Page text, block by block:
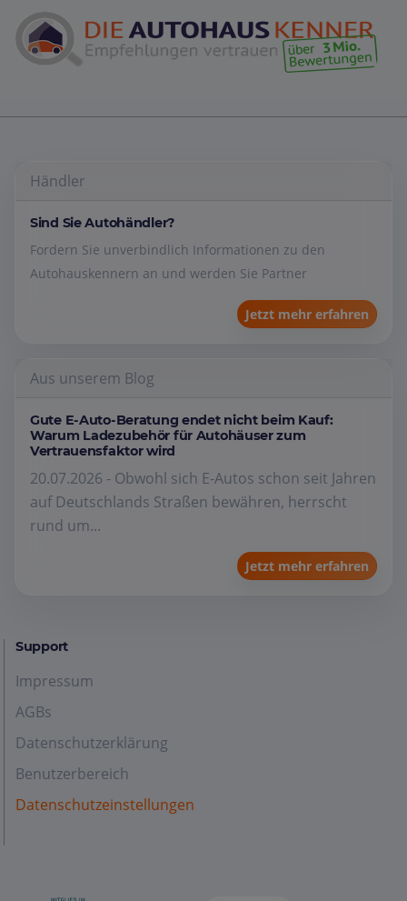
Händler
Sind Sie Autohändler?
Fordern Sie unverbindlich Informationen zu den
Autohauskennern an und werden Sie Partner
Jetzt mehr erfahren
Aus unserem Blog
Gute E-Auto-Beratung endet nicht beim Kauf:
Warum Ladezubehör für Autohäuser zum
Vertrauensfaktor wird
20.07.2026 - Obwohl sich E-Autos schon seit Jahren
auf Deutschlands Straßen bewähren, herrscht
rund um...
Jetzt mehr erfahren
Support
Impressum
AGBs
Datenschutzerklärung
Benutzerbereich
Datenschutzeinstellungen